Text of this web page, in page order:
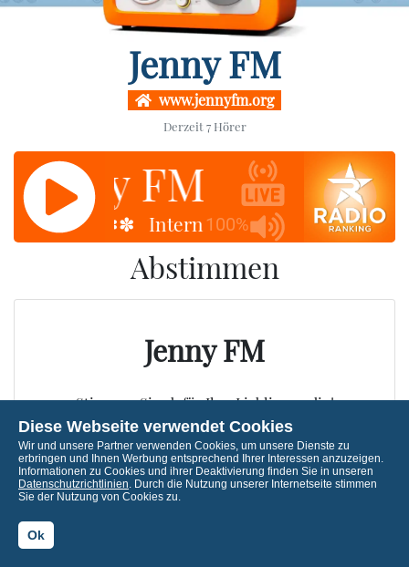
Jenny FM
www.jennyfm.org
Derzeit7Hörer
100%
Jenny FM Jenny
04:05 ✽✽✽ Internationaler Tag der
Abstimmen
Jenny FM
Stimmen Sie ab für Ihre Lieblingsradio!
Diese Webseite verwendet Cookies
Wir und unsere Partner verwenden Cookies, um unsere Dienste zu
erbringen und Ihnen Werbung entsprechend Ihrer Interessen anzuzeigen.
Informationen zu Cookies und ihrer Deaktivierung finden Sie in unseren
Datenschutzrichtlinien. Durch die Nutzung unserer Internetseite stimmen
Sie der Nutzung von Cookies zu.
Ok